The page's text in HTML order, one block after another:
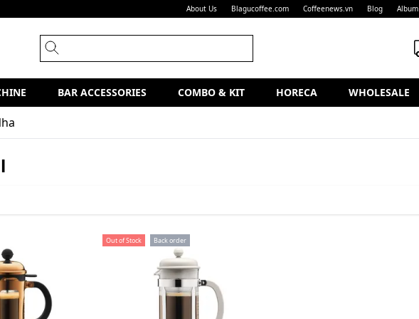
About Us Blagucoffee.com Coffeenews.vn Blog Album
BAR ACCESSORIES COMBO & KIT HORECA WHOLESALE
Out of Stock Back order